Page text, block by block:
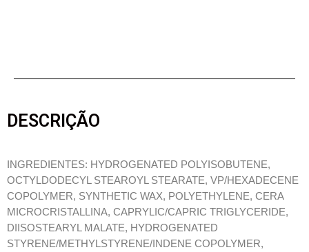
DESCRIÇÃO
INGREDIENTES: HYDROGENATED POLYISOBUTENE,
OCTYLDODECYL STEAROYL STEARATE, VP/HEXADECENE
COPOLYMER, SYNTHETIC WAX, POLYETHYLENE, CERA
MICROCRISTALLINA, CAPRYLIC/CAPRIC TRIGLYCERIDE,
DIISOSTEARYL MALATE, HYDROGENATED
STYRENE/METHYLSTYRENE/INDENE COPOLYMER,